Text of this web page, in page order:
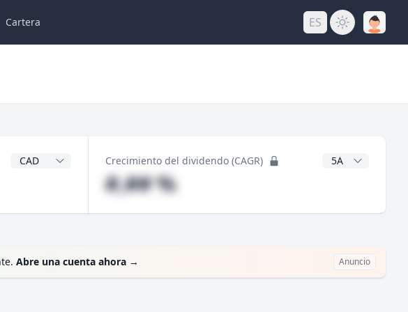
Cartera ES
Divisa del dividendo Crecimiento del dividendo (CAGR) Años CAGR
#,## %
Abre una cuenta ahora → Anuncio